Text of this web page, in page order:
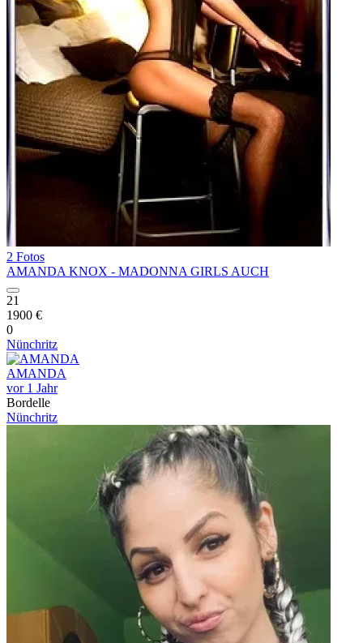
2 Fotos
AMANDA KNOX - MADONNA GIRLS AUCH
21
1900 €
0
Nünchritz
AMANDA
vor 1 Jahr
Bordelle
Nünchritz